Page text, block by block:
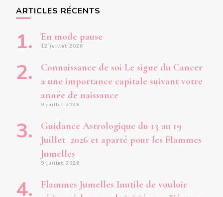
articles
ARTICLES RÉCENTS
En mode pause
12 juillet 2026
Connaissance de soi Le signe du Cancer
a une importance capitale suivant votre
année de naissance
9 juillet 2026
Guidance Astrologique du 13 au 19
Juillet 2026 et aparté pour les Flammes
Jumelles
9 juillet 2026
Flammes Jumelles Inutile de vouloir